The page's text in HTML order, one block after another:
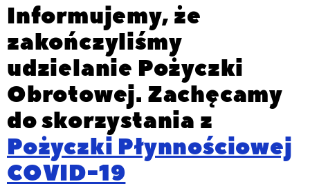
Informujemy, że
zakończyliśmy
udzielanie Pożyczki
Obrotowej. Zachęcamy
do skorzystania z
Pożyczki Płynnościowej
COVID-19